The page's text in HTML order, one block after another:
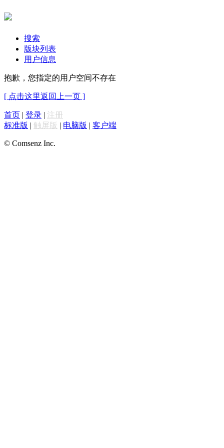
搜索
版块列表
用户信息
抱歉，您指定的用户空间不存在
[ 点击这里返回上一页 ]
首页 | 登录 | 注册
标准版 | 触屏版 | 电脑版 | 客户端
© Comsenz Inc.